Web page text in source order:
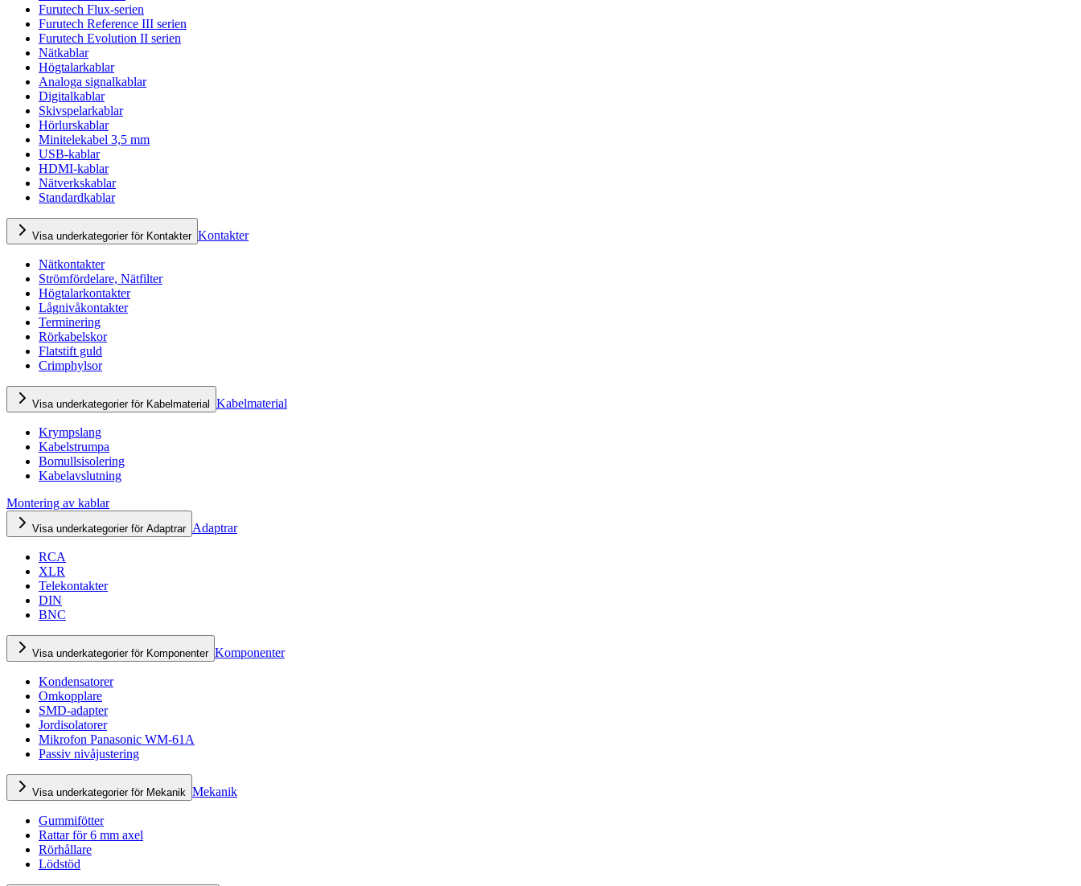
Furutech Flux-serien
Furutech Reference III serien
Furutech Evolution II serien
Nätkablar
Högtalarkablar
Analoga signalkablar
Digitalkablar
Skivspelarkablar
Hörlurskablar
Minitelekabel 3,5 mm
USB-kablar
HDMI-kablar
Nätverkskablar
Standardkablar
Visa underkategorier för Kontakter Kontakter
Nätkontakter
Strömfördelare, Nätfilter
Högtalarkontakter
Lågnivåkontakter
Terminering
Rörkabelskor
Flatstift guld
Crimphylsor
Visa underkategorier för Kabelmaterial Kabelmaterial
Krympslang
Kabelstrumpa
Bomullsisolering
Kabelavslutning
Montering av kablar
Visa underkategorier för Adaptrar Adaptrar
RCA
XLR
Telekontakter
DIN
BNC
Visa underkategorier för Komponenter Komponenter
Kondensatorer
Omkopplare
SMD-adapter
Jordisolatorer
Mikrofon Panasonic WM-61A
Passiv nivåjustering
Visa underkategorier för Mekanik Mekanik
Gummifötter
Rattar för 6 mm axel
Rörhållare
Lödstöd